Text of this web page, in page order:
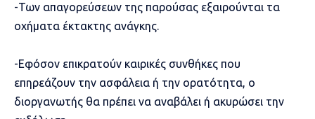
-Των απαγορεύσεων της παρούσας εξαιρούνται τα
οχήματα έκτακτης ανάγκης.
-Εφόσον επικρατούν καιρικές συνθήκες που
επηρεάζουν την ασφάλεια ή την ορατότητα, ο
διοργανωτής θα πρέπει να αναβάλει ή ακυρώσει την